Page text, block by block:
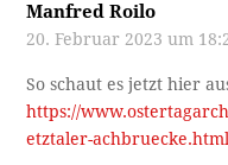
Manfred Roilo
20. Februar 2023 um
So schaut es jetzt hier
https://
etztaler-achbruecke.html